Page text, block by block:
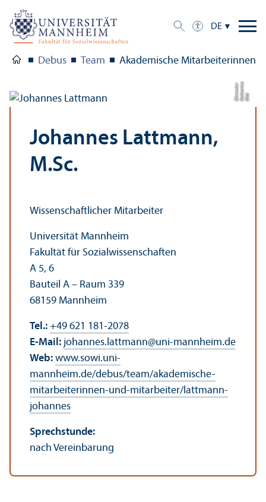
DE
Debus Team Akademische Mitarbeiterinnen
Bil
d:
K
a
t
h
a
ri
n
aD
ü
r
m
ei
e
r
Johannes Lattmann,
M.Sc.
Wissenschaft­licher Mitarbeiter
Universität Mannheim
Fakultät für Sozial­wissenschaften
A 5, 6
Bauteil A – Raum 339
68159 Mannheim
Tel.: +49 621 181-2078
E-Mail: johannes.lattmann@uni-mannheim.de
Web: www.sowi.uni-
mannheim.de/debus/team/akademische-
mitarbeiterinnen-und-mitarbeiter/lattmann-
johannes
Sprechstunde:
nach Vereinbarung